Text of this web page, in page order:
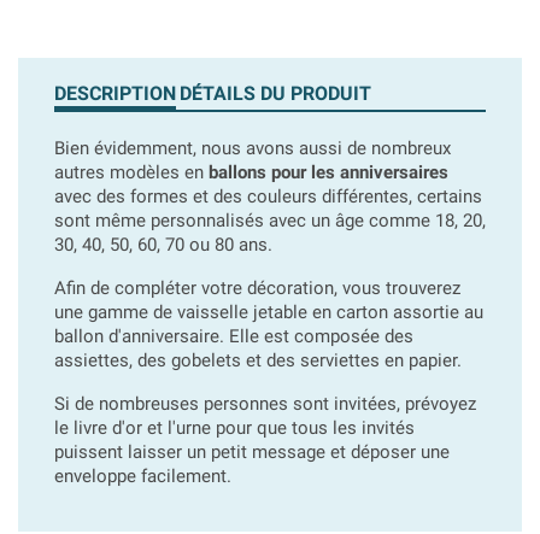
DESCRIPTION DÉTAILS DU PRODUIT
Bien évidemment, nous avons aussi de nombreux
autres modèles en ballons pour les anniversaires
avec des formes et des couleurs différentes, certains
sont même personnalisés avec un âge comme 18, 20,
30, 40, 50, 60, 70 ou 80 ans.
Afin de compléter votre décoration, vous trouverez
une gamme de vaisselle jetable en carton assortie au
ballon d'anniversaire. Elle est composée des
assiettes, des gobelets et des serviettes en papier.
Si de nombreuses personnes sont invitées, prévoyez
le livre d'or et l'urne pour que tous les invités
puissent laisser un petit message et déposer une
enveloppe facilement.